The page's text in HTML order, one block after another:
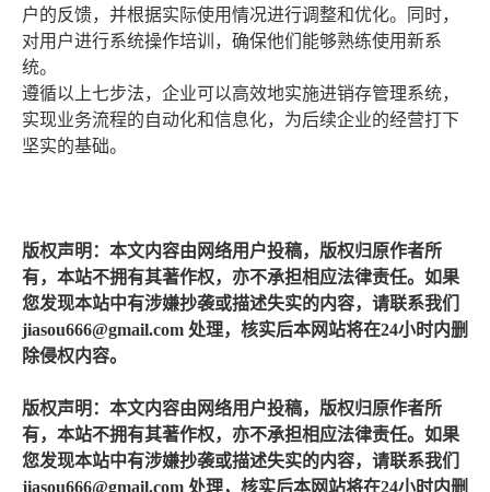
户的反馈，并根据实际使用情况进行调整和优化。同时，
对用户进行系统操作培训，确保他们能够熟练使用新系
统。
遵循以上七步法，企业可以高效地实施进销存管理系统，
实现业务流程的自动化和信息化，为后续企业的经营打下
坚实的基础。
版权声明：本文内容由网络用户投稿，版权归原作者所
有，本站不拥有其著作权，亦不承担相应法律责任。如果
您发现本站中有涉嫌抄袭或描述失实的内容，请联系我们
jiasou666@gmail.com 处理，核实后本网站将在24小时内删
除侵权内容。
版权声明：本文内容由网络用户投稿，版权归原作者所
有，本站不拥有其著作权，亦不承担相应法律责任。如果
您发现本站中有涉嫌抄袭或描述失实的内容，请联系我们
jiasou666@gmail.com 处理，核实后本网站将在24小时内删